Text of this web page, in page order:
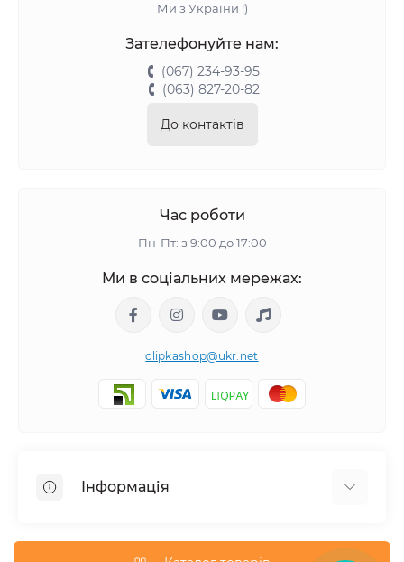
Ми з України !)
Зателефонуйте нам:
(067) 234-93-95
(063) 827-20-82
До контактів
Час роботи
Пн-Пт: з 9:00 до 17:00
Ми в соціальних мережах:
clipkashop@ukr.net
Інформація